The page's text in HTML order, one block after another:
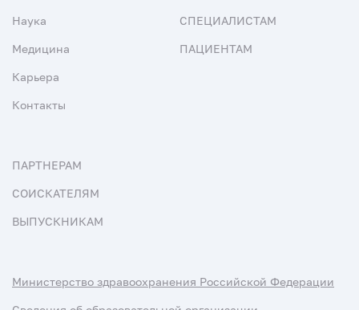
Наука
Медицина
Карьера
Контакты
СПЕЦИАЛИСТАМ
ПАЦИЕНТАМ
ПАРТНЕРАМ
СОИСКАТЕЛЯМ
ВЫПУСКНИКАМ
Министерство здравоохранения Российской Федерации